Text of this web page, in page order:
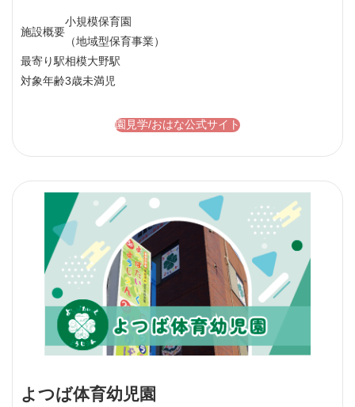
施設概要
小規模保育園
（地域型保育事業）
最寄り駅相模大野駅
対象年齢3歳未満児
園見学/おはな公式サイト
よつば体育幼児園